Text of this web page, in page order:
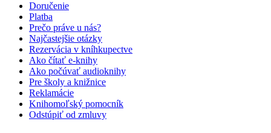
Doručenie
Platba
Prečo práve u nás?
Najčastejšie otázky
Rezervácia v kníhkupectve
Ako čítať e-knihy
Ako počúvať audioknihy
Pre školy a knižnice
Reklamácie
Knihomoľský pomocník
Odstúpiť od zmluvy